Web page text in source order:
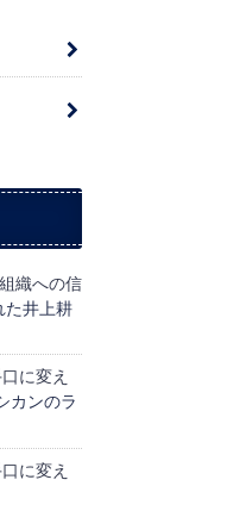
織への信
た井上耕
に変え
カンのラ
に変え